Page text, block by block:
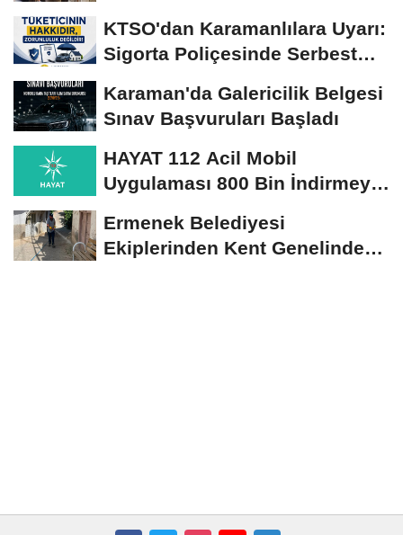
KTSO'dan Karamanlılara Uyarı:
Sigorta Poliçesinde Serbest
Karaman'da Galericilik Belgesi
Sınav Başvuruları Başladı
HAYAT 112 Acil Mobil
Uygulaması 800 Bin İndirmeyi
Ermenek Belediyesi
Ekiplerinden Kent Genelinde